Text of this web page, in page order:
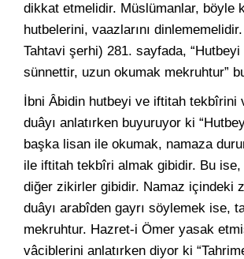
dikkat etmelidir. Müslümanlar, böyle
hutbelerini, vaazlarını
Tahtavi şerhi) 281. sayfada, “Hutbeyi
sünnettir, uzun okumak mekruhtur”
İbni Âbidin hutbeyi ve iftitah tekbîrini
duâyı anlatırken buyuruyor ki
başka lisan ile okumak, namaza
ile iftitah tekbîri almak gibidir. Bu ise,
diğer zikirler gibidir. Namaz içindeki
duâyı arabîden gayrı söylemek ise,
mekruhtur. Hazret-i Ömer yasak
vâciblerini anlatırken diyor ki